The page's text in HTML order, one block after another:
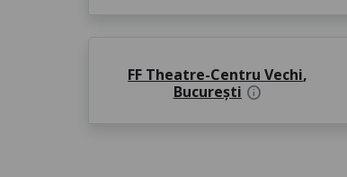
FF Theatre-Centru Vechi,
București info